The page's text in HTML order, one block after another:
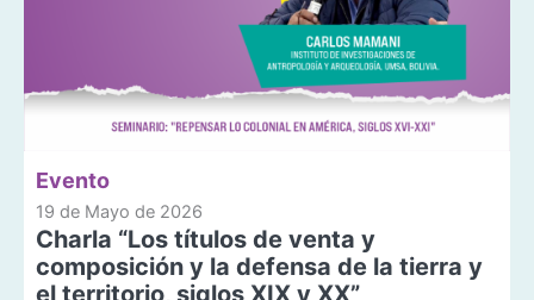
Evento
19 de Mayo de 2026
Charla “Los títulos de venta y
composición y la defensa de la tierra y
el territorio, siglos XIX y XX”